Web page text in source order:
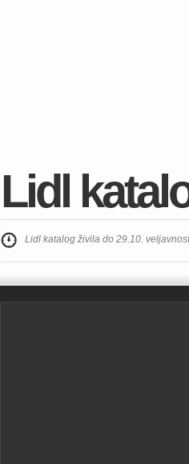
Lidl
Lidl katalog živila do 29.10.